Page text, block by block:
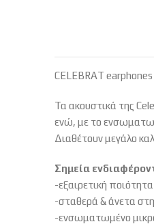
CELEBRAT
Τα ακουστικά της
ενώ, με το
Διαθέτουν μεγάλο
Σημεία
-εξαιρετική
-σταθερά & άνετα
-ενσωματωμένο